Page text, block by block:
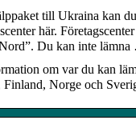
till Ukraina kan
här.
Du kan inte
om var du kan
Norge och